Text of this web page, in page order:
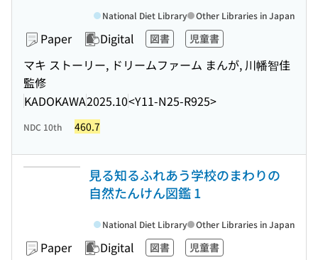
Paper Digital 図書 児童書
マキ ストーリー, ドリームファーム まんが, 川幡智佳
監修
KADOKAWA2025.10<Y11-N25-R925>
National Diet Library Other Libraries in Japan
NDC 10th 460.7
見る知るふれあう学校のまわりの
自然たんけん図鑑 1
Paper Digital 図書 児童書
National Diet Library Other Libraries in Japan